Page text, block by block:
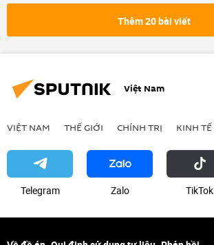
Thêm 20 bài viết
Việt Nam
VIỆT NAM THẾ GIỚI CHÍNH TRỊ KINH TẾ
Telegram Zalo ТikТоk